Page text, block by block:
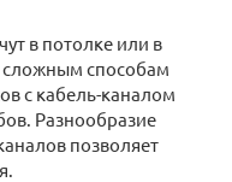
в потолке или в
сложным способам
с кабель-каналом
Разнообразие
позволяет